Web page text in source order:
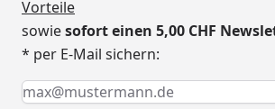
Vorteile
sowiesofort einen 5,00 CHF
* per E-Mail sichern:
Keine Eingabe erforderlich
Eingabe erforderlich
E-Mail *